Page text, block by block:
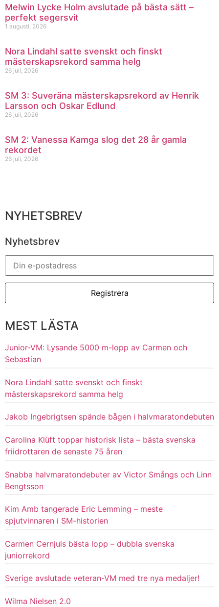
Melwin Lycke Holm avslutade på bästa sätt –
perfekt segersvit
1 augusti, 2026
Nora Lindahl satte svenskt och finskt
mästerskapsrekord samma helg
26 juli, 2026
SM 3: Suveräna mästerskapsrekord av Henrik
Larsson och Oskar Edlund
26 juli, 2026
SM 2: Vanessa Kamga slog det 28 år gamla
rekordet
26 juli, 2026
NYHETSBREV
Nyhetsbrev
MEST LÄSTA
Junior-VM: Lysande 5000 m-lopp av Carmen och
Sebastian
Nora Lindahl satte svenskt och finskt
mästerskapsrekord samma helg
Jakob Ingebrigtsen spände bågen i halvmaratondebuten
Carolina Klüft toppar historisk lista – bästa svenska
friidrottaren de senaste 75 åren
Snabba halvmaratondebuter av Victor Smångs och Linn
Bengtsson
Kim Amb tangerade Eric Lemming – meste
spjutvinnaren i SM-historien
Carmen Cernjuls bästa lopp – dubbla svenska
juniorrekord
Sverige avslutade veteran-VM med tre nya medaljer!
Wilma Nielsen 2.0